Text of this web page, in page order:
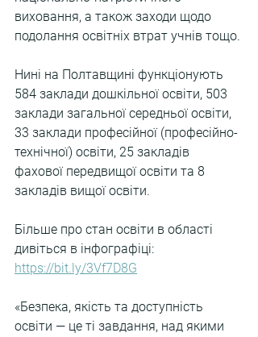
виховання, а також заходи щодо
подолання освітніх втрат учнів тощо.
Нині на Полтавщині функціонують
584 заклади дошкільної освіти, 503
заклади загальної середньої освіти,
33 заклади професійної (професійно-
технічної) освіти, 25 закладів
фахової передвищої освіти та 8
закладів вищої освіти.
Більше про стан освіти в області
дивіться в інфографіці:
https://bit.ly/3Vf7D8G
«Безпека, якість та доступність
освіти — це ті завдання, над якими